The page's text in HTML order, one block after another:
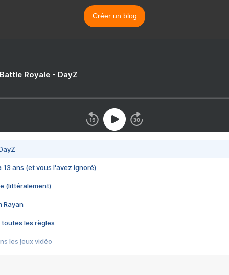
Créer un blog
Royale - DayZ
13 ans (et vous l'avez ignoré)
(littéralement)
Rayan
toutes les règles
les jeux vidéo